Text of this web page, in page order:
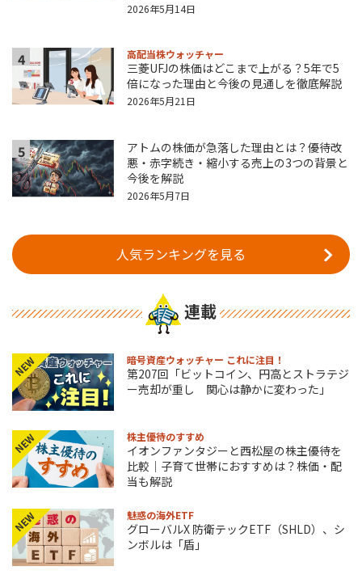
2026年5月14日
4 高配当株ウォッチャー
三菱UFJの株価はどこまで上がる？5年で5
倍になった理由と今後の見通しを徹底解説
2026年5月21日
5
アトムの株価が急落した理由とは？優待改
悪・赤字続き・縮小する売上の3つの背景と
今後を解説
2026年5月7日
人気ランキングを見る
連載
NEW 暗号資産ウォッチャー これに注目！
第207回「ビットコイン、円高とストラテジ
ー売却が重し 関心は静かに変わった」
NEW 株主優待のすすめ
イオンファンタジーと西松屋の株主優待を
比較｜子育て世帯におすすめは？株価・配
当も解説
NEW 魅惑の海外ETF
グローバルX 防衛テックETF（SHLD）、シ
ンボルは「盾」